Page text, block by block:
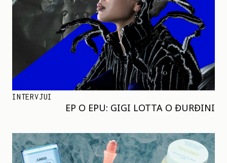
INTERVJUI
EP O EPU: GIGI LOTTA O ĐURĐINI